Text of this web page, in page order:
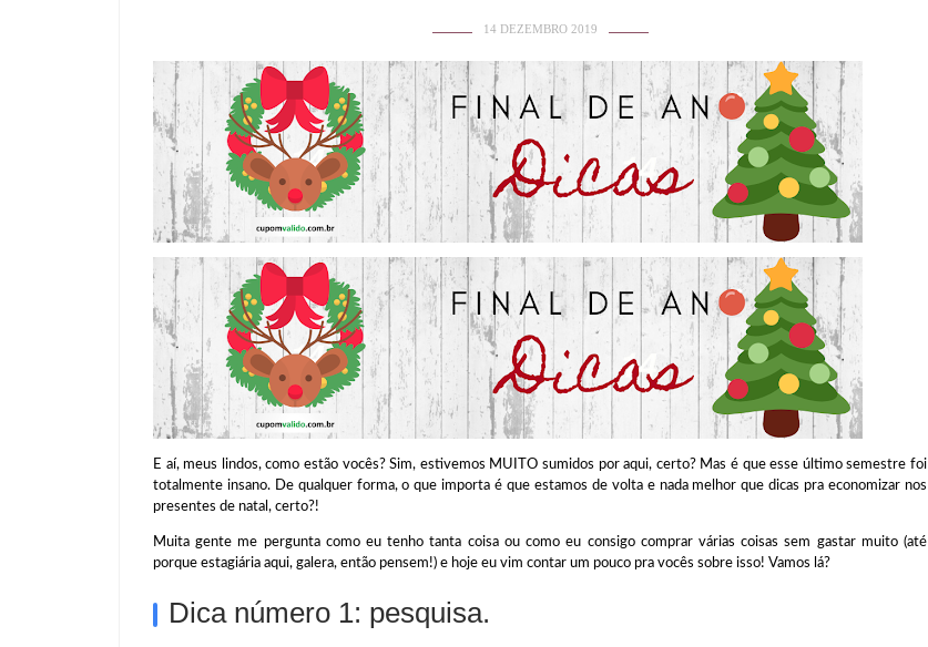
14 DEZEMBRO 2019
E aí,meus lindos, como estão vocês? Sim, estivemos MUITO sumidos por aqui, certo? Mas é que esse último semestre foi
totalmente insano. De qualquer forma, o que importa é que estamos de volta e nada melhor que dicas pra economizar nos
presentes de natal, certo?!
Muita gente me pergunta como eu tenho tanta coisa ou como eu consigo comprar várias coisas sem gastar muito (até
porque estagiária aqui, galera, então pensem!) e hoje eu vim contar um pouco pra vocês sobre isso! Vamos lá?
Dica número 1: pesquisa.